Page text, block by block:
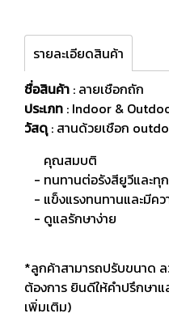
รายละเอียดสินค้า
ชื่อสินค้า : ลายเชือกถัก
ประเภท : Indoor &
วัสดุ: สานด้วยเชือก
คุณสมบติ
- ทนทานต่อรังสียูวีและทุ
- แข็งแรงทนทานและมีค
- ดูแลรักษาง่าย
*ลูกค้าสามารถปรับขนาด
ต้องการ ยินดีให้คำปรึกษา
เพิ่มเติม)